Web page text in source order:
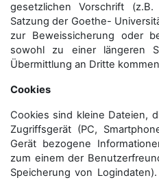
gesetzlichen Vorschrift (z.B.
Satzung der Goethe-
zur Beweissicherung oder
sowohl zu einer längeren
Übermittlung an Dritte
Cookies
Cookies sind kleine Dateien,
Zugriffsgerät (PC,
Gerät bezogene
zum einem der
Speicherung von